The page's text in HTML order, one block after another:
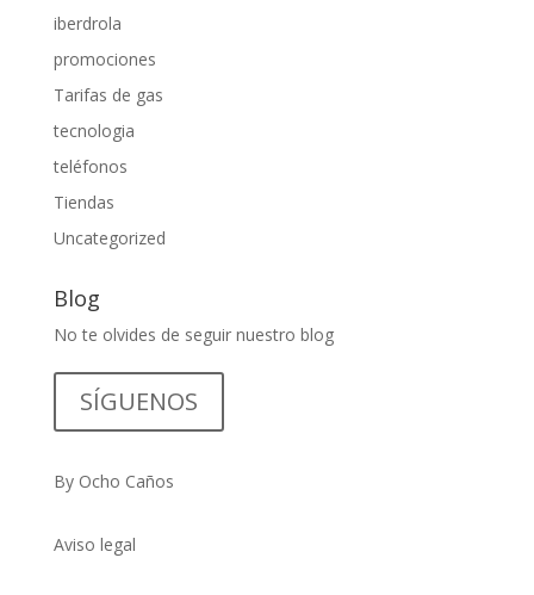
iberdrola
promociones
Tarifas de gas
tecnologia
teléfonos
Tiendas
Uncategorized
Blog
No te olvides de seguir nuestro blog
SÍGUENOS
By Ocho Caños
Aviso legal